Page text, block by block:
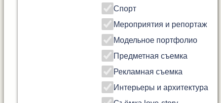
Спорт
Мероприятия и репортаж
Модельное портфолио
Предметная съемка
Рекламная съемка
Интерьеры и архитектура